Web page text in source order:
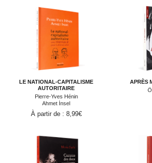
LE NATIONAL-CAPITALISME
AUTORITAIRE
Pierre-Yves Hénin
Ahmet İnsel
À partir de : 8,99€
APRÈS